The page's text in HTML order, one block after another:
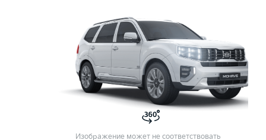
Изображение может не соответствовать